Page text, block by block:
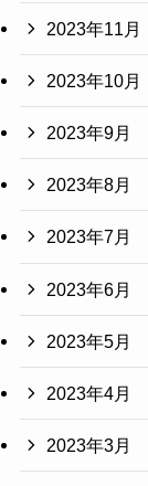
2023年11月
2023年10月
2023年9月
2023年8月
2023年7月
2023年6月
2023年5月
2023年4月
2023年3月